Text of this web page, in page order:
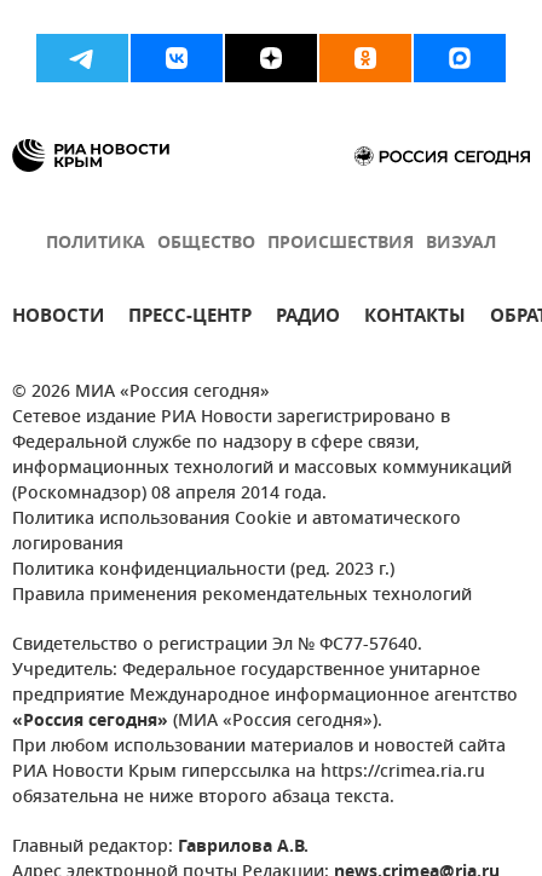
ПОЛИТИКА ОБЩЕСТВО ПРОИСШЕСТВИЯ ВИЗУАЛ
НОВОСТИ ПРЕСС-ЦЕНТР РАДИО КОНТАКТЫ
© 2026 МИА «Россия сегодня»
Сетевое издание РИА Новости зарегистрировано в
Федеральной службе по надзору в сфере связи,
информационных технологий и массовых коммуникаций
(Роскомнадзор) 08 апреля 2014 года.
Политика использования Cookie и автоматического
логирования
Политика конфиденциальности (ред. 2023 г.)
Правила применения рекомендательных технологий
Свидетельство о регистрации Эл № ФС77-57640.
Учредитель: Федеральное государственное унитарное
предприятие Международное информационное агентство
«Россия сегодня» (МИА «Россия сегодня»).
При любом использовании материалов и новостей сайта
РИА Новости Крым гиперссылка на https://crimea.ria.ru
обязательна не ниже второго абзаца текста.
Главный редактор: Гаврилова А.В.